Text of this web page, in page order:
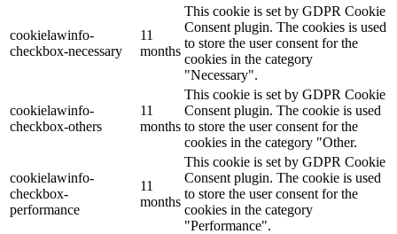
cookielawinfo-
checkbox-necessary
11
months
This cookie is set by GDPR Cookie
Consent plugin. The cookies is used
to store the user consent for the
cookies in the category
"Necessary".
cookielawinfo-
checkbox-others
11
months
This cookie is set by GDPR Cookie
Consent plugin. The cookie is used
to store the user consent for the
cookies in the category "Other.
cookielawinfo-
checkbox-
performance
11
months
This cookie is set by GDPR Cookie
Consent plugin. The cookie is used
to store the user consent for the
cookies in the category
"Performance".